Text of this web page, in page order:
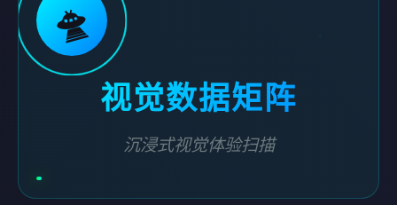
🛸
视觉数据矩阵
沉浸式视觉体验扫描